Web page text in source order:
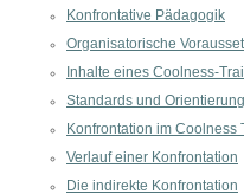
Konfrontative Pädagogik
Organisatorische
Inhalte eines Coolness-
Standards und
Konfrontation im Coolness
Verlauf einer Konfrontation
Die indirekte Konfrontation